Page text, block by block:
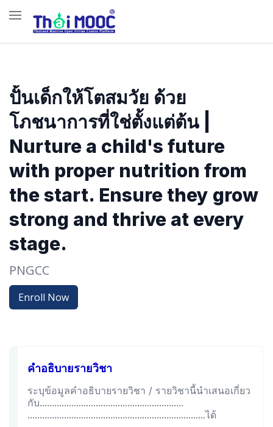
ปั้นเด็กให้โตสมวัย ด้วย
โภชนาการที่ใช่ตั้งแต่ต้น |
Nurture a child's future
with proper nutrition from
the start. Ensure they grow
strong and thrive at every
stage.
PNGCC
Enroll Now
คำอธิบายรายวิชา
ระบุข้อมูลคำอธิบายรายวิชา / รายวิชานี้นำเสนอเกี่ยว
กับ...........................................................
.........................................................................ได้